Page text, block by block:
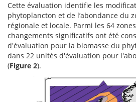
Cette évaluation identifie les
phytoplancton et de l’abondance du
régionale et locale. Parmi les 64
changements significatifs ont été
d'évaluation pour la biomasse du
dans 22 unités d'évaluation pour
(Figure 2).